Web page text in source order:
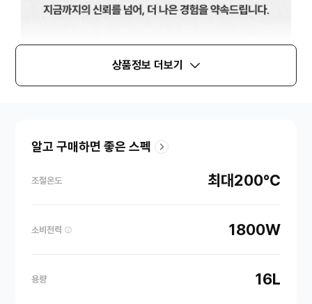
상품정보 더보기
알고 구매하면 좋은 스펙
조절온도 최대200℃
소비전력 1800W
용량 16L